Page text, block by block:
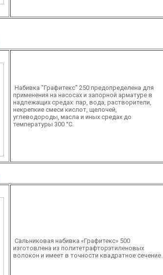
Набивка "Графитекс" 250 предопределена для
применения на насосах и запорной арматуре в
надлежащих средах: пар, вода, растворители,
некрепкие смеси кислот, щелочей,
углеводороды, масла и иных средах до
температуры 300 °С.
Сальниковая набивка «Графитекс» 500
изготовлена из политетрафторэтиленовых
волокон и имеет в точности квадратное сечение.